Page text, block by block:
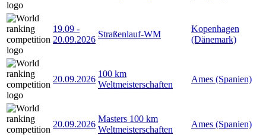
19.09 -
20.09.2026
Straßenlauf-WM
Kopenhagen
(Dänemark)
20.09.2026
100 km
Weltmeisterschaften
Ames (Spanien)
20.09.2026
Masters 100 km
Weltmeisterschaften
Ames (Spanien)